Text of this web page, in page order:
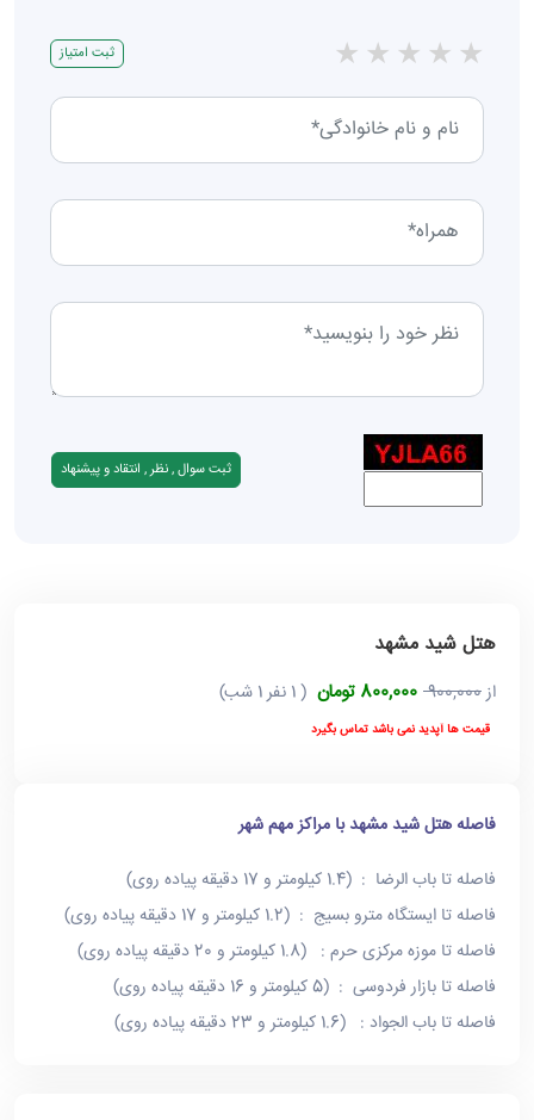
★
★
★
★
★ ثبت امتیاز
هتل شید مشهد
از900,000 800,000 تومان ( 1 نفر 1 شب)
قیمت ها آپدید نمی باشد تماس بگیرد
فاصله هتل شید مشهد با مراکز مهم شهر
فاصله تا باب الرضا : (1.4 کیلومتر و 17 دقیقه پیاده روی)
فاصله تا ایستگاه مترو بسیج : (1.2 کیلومتر و 17 دقیقه پیاده روی)
فاصله تا موزه مرکزی حرم : (1.8 کیلومتر و 20 دقیقه پیاده روی)
فاصله تا بازار فردوسی : (5 کیلومتر و 16 دقیقه پیاده روی)
فاصله تا باب الجواد : (1.6 کیلومتر و 23 دقیقه پیاده روی)